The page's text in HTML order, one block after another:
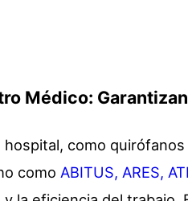
Médico:
hospital, como
como ABITUS, ARES,